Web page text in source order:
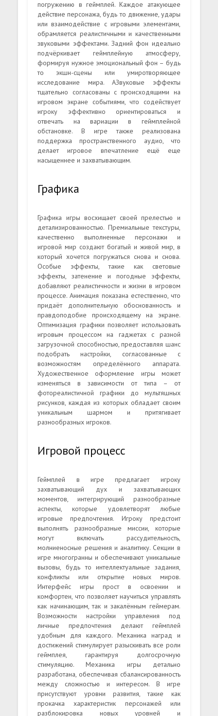
погружению в геймплей. Каждое атакующее
действие персонажа, будь то движение, удары
или взаимодействие с игровыми элементами,
обрамляется реалистичными и качественными
звуковыми эффектами. Задний фон идеально
подчёркивает геймплейную атмосферу,
формируя нужное эмоциональный фон – будь
то экшн-сцены или умиротворяющее
исследование мира. АЗвуковые эффекты
тщательно согласованы с происходящими на
игровом экране событиями, что содействует
игроку эффективно ориентироваться и
отвечать на вариации в геймплейной
обстановке. В игре также реализована
поддержка пространственного аудио, что
делает игровое впечатление ещё еще
насыщеннее и захватывающим.
Графика
Графика игры восхищает своей прелестью и
детализированностью. Премиальные текстуры,
качественно выполненные персонажи и
игровой мир создают богатый и живой мир, в
который хочется погружаться снова и снова.
Особые эффекты, такие как световые
эффекты, затенение и погодные эффекты,
добавляют реалистичности и жизни в игровом
процессе. Анимация показана естественно, что
придаёт дополнительную обоснованность и
правдоподобие происходящему на экране.
Оптимизация графики позволяет использовать
игровым процессом на гаджетах с разной
загрузочной способностью, предоставляя шанс
подобрать настройки, согласованные с
возможностям определённого аппарата.
Художественное оформление игры может
изменяться в зависимости от типа – от
фотореалистичной графики до мультяшных
рисунков, каждая из которых обладает своим
уникальным шармом и притягивает
разнообразных игроков.
Игровой процесс
Геймплей в игре предлагает игроку
захватывающий дух и захватывающих
моментов, интегрирующий разнообразные
аспекты, которые удовлетворят любые
игровые предпочтения. Игроку предстоит
выполнять разнообразные миссии, которые
могут включать рассудительность,
молниеносные решения и аналитику. Секции в
игре многогранны и обеспечивают уникальные
вызовы, будь то интеллектуальные задания,
конфликты или открытие новых миров.
Интерфейс игры прост в освоении и
комфортен, что позволяет научиться управлять
как начинающим, так и закалённым геймерам.
Возможности настройки управления под
личные предпочтения делают геймплей
удобным для каждого. Механика наград и
достижений стимулирует разыскивать все роли
геймплея, гарантируя долгосрочную
стимуляцию. Механика игры детально
разработана, обеспечивая сбалансированность
между сложностью и интересом. В игре
присутствуют уровни развития, такие как
прокачка характеристик персонажей или
разблокировка новых уровней и